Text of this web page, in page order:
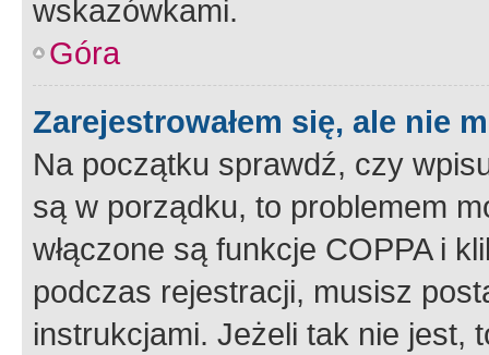
wskazówkami.
Góra
Zarejestrowałem się, ale nie
Na początku sprawdź, czy
są w porządku, to problemem
włączone są funkcje COPPA i
podczas rejestracji, musisz
instrukcjami. Jeżeli tak nie jest,